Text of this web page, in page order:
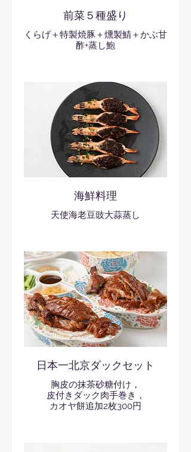
前菜５種盛り
くらげ＋特製焼豚＋燻製鯖＋かぶ甘
酢+蒸し鮑
海鮮料理
天使海老豆豉大蒜蒸し
日本一北京ダックセット
胸皮の抹茶砂糖付け，
皮付きダック肉手巻き，
カオヤ餅追加2枚300円